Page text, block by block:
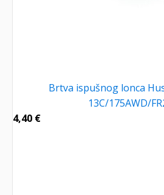
Brtva ispušnog lonca
13C/175AWD/
4,40 €